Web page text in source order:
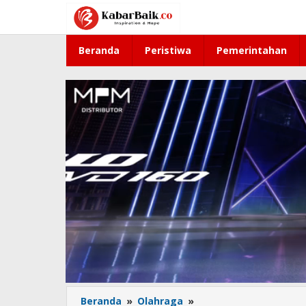
konten
Beranda Peristiwa Pemerintahan
Beranda » Olahraga »